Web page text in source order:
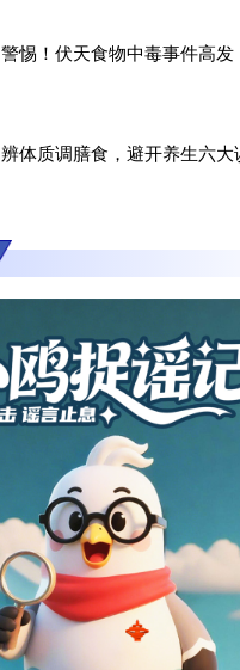
警惕！伏天食物中毒事件高发
辨体质调膳食，避开养生六大